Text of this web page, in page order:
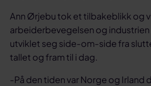
Ann Ørjebu tok et tilbakeblikk og
arbeiderbevegelsen og industrien
utviklet seg side-om-side fra
tallet og fram til i dag.
-På den tiden var Norge og Irland